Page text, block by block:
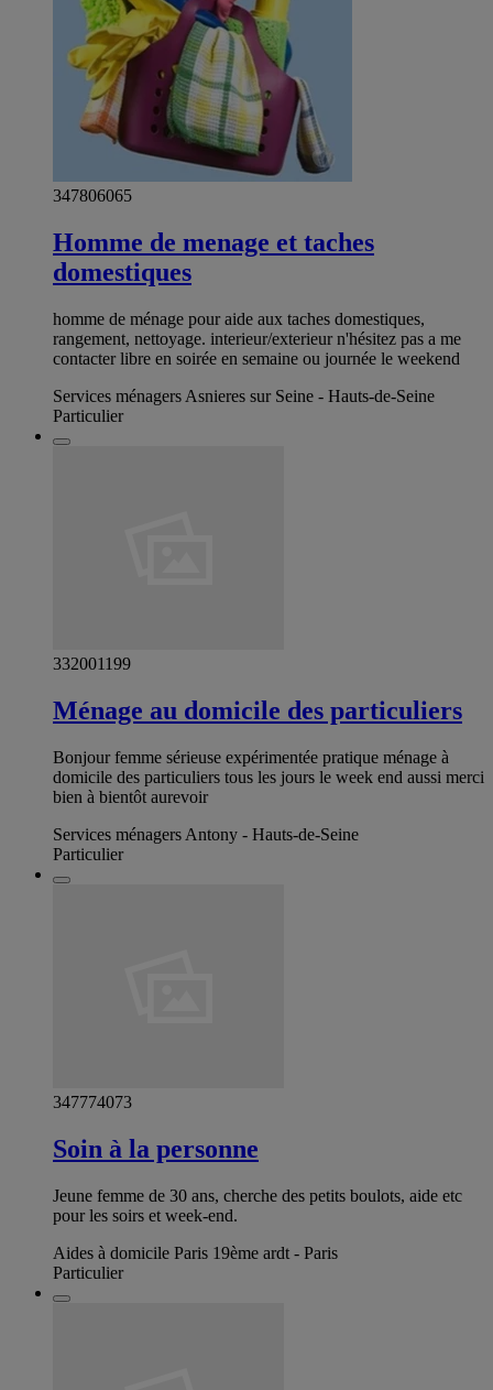
347806065
Homme de menage et taches
domestiques
homme de ménage pour aide aux taches domestiques,
rangement, nettoyage. interieur/exterieur n'hésitez pas a me
contacter libre en soirée en semaine ou journée le weekend
Services ménagers Asnieres sur Seine - Hauts-de-Seine
Particulier
332001199
Ménage au domicile des particuliers
Bonjour femme sérieuse expérimentée pratique ménage à
domicile des particuliers tous les jours le week end aussi merci
bien à bientôt aurevoir
Services ménagers Antony - Hauts-de-Seine
Particulier
347774073
Soin à la personne
Jeune femme de 30 ans, cherche des petits boulots, aide etc
pour les soirs et week-end.
Aides à domicile Paris 19ème ardt - Paris
Particulier